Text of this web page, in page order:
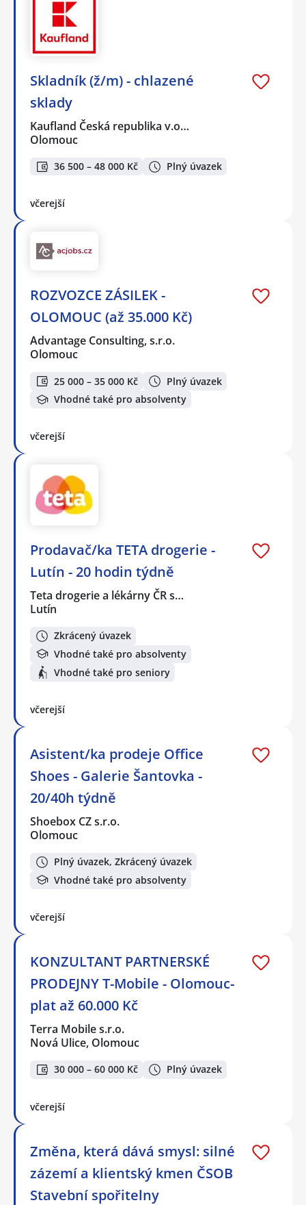
Skladník (ž/m) - chlazené
sklady
Kaufland Česká republika v.o…
Olomouc
36 500 – 48 000 Kč Plný úvazek
včerejší
ROZVOZCE ZÁSILEK -
OLOMOUC (až 35.000 Kč)
Advantage Consulting, s.r.o.
Olomouc
25 000 – 35 000 Kč
Plný úvazek
Vhodné také pro absolventy
včerejší
Prodavač/ka TETA drogerie -
Lutín - 20 hodin týdně
Teta drogerie a lékárny ČR s…
Lutín
Zkrácený úvazek
Vhodné také pro absolventy
Vhodné také pro seniory
včerejší
Asistent/ka prodeje Office
Shoes - Galerie Šantovka -
20/40h týdně
Shoebox CZ s.r.o.
Olomouc
Plný úvazek, Zkrácený úvazek
Vhodné také pro absolventy
včerejší
KONZULTANT PARTNERSKÉ
PRODEJNY T-Mobile - Olomouc-
plat až 60.000 Kč
Terra Mobile s.r.o.
Nová Ulice, Olomouc
30 000 – 60 000 Kč Plný úvazek
včerejší
Změna, která dává smysl: silné
zázemí a klientský kmen ČSOB
Stavební spořitelny